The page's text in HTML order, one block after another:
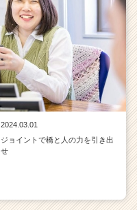
2024.03.01
ジョイントで橋と人の力を引き出
せ